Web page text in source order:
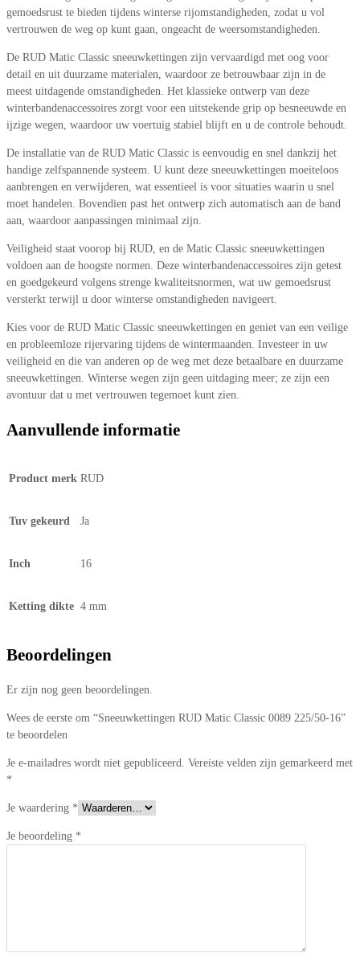
gemoedsrust te bieden tijdens winterse rijomstandigheden, zodat u vol
vertrouwen de weg op kunt gaan, ongeacht de weersomstandigheden.
De RUD Matic Classic sneeuwkettingen zijn vervaardigd met oog voor
detail en uit duurzame materialen, waardoor ze betrouwbaar zijn in de
meest uitdagende omstandigheden. Het klassieke ontwerp van deze
winterbandenaccessoires zorgt voor een uitstekende grip op besneeuwde en
ijzige wegen, waardoor uw voertuig stabiel blijft en u de controle behoudt.
De installatie van de RUD Matic Classic is eenvoudig en snel dankzij het
handige zelfspannende systeem. U kunt deze sneeuwkettingen moeiteloos
aanbrengen en verwijderen, wat essentieel is voor situaties waarin u snel
moet handelen. Bovendien past het ontwerp zich automatisch aan de band
aan, waardoor aanpassingen minimaal zijn.
Veiligheid staat voorop bij RUD, en de Matic Classic sneeuwkettingen
voldoen aan de hoogste normen. Deze winterbandenaccessoires zijn getest
en goedgekeurd volgens strenge kwaliteitsnormen, wat uw gemoedsrust
versterkt terwijl u door winterse omstandigheden navigeert.
Kies voor de RUD Matic Classic sneeuwkettingen en geniet van een veilige
en probleemloze rijervaring tijdens de wintermaanden. Investeer in uw
veiligheid en die van anderen op de weg met deze betaalbare en duurzame
sneeuwkettingen. Winterse wegen zijn geen uitdaging meer; ze zijn een
avontuur dat u met vertrouwen tegemoet kunt zien.
Aanvullende informatie
Product merk RUD
Tuv gekeurd Ja
Inch 16
Ketting dikte 4 mm
Beoordelingen
Er zijn nog geen beoordelingen.
Wees de eerste om “Sneeuwkettingen RUD Matic Classic 0089 225/50-16”
te beoordelen
Je e-mailadres wordt niet gepubliceerd. Vereiste velden zijn gemarkeerd met
*
Je waardering *
Je beoordeling *